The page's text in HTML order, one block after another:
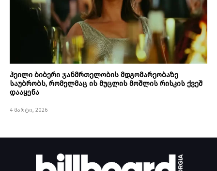
ჰეილი ბიბერი ჯანმრთელობის მდგომარეობაზე
საუბრობს, რომელმაც ის მუცლის მოშლის რისკის ქვეშ
დააყენა
4 მარტი, 2026